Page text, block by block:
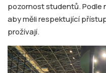
pozornost studentů. Podle
aby měli respektující
prožívají.